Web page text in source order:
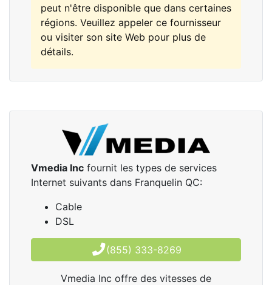
peut n'être disponible que dans certaines
régions. Veuillez appeler ce fournisseur
ou visiter son site Web pour plus de
détails.
Vmedia Inc fournit les types de services
Internet suivants dans Franquelin QC:
Cable
DSL
(855) 333-8269
Vmedia Inc offre des vitesses de